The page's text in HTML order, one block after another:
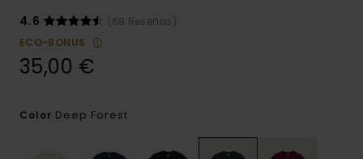
4.6
(68 Reseñas)
ECO-BONUS
35,00 €
Color Deep Forest